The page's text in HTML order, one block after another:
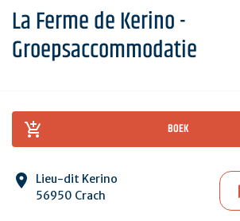
La Ferme de Kerino -
Groepsaccommodatie
BOEK
Lieu-dit Kerino
56950 Crach